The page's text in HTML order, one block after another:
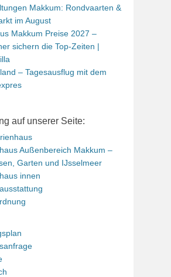
Makkum: Rondvaarten &
im August
Makkum Preise 2027 –
sichern die Top-Zeiten |
– Tagesausflug mit dem
auf unserer Seite:
Außenbereich Makkum –
Garten und IJsselmeer
innen